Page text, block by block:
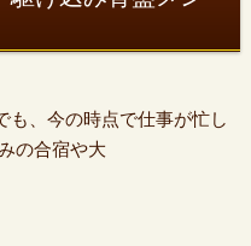
も、今の時点で仕事が忙し
の合宿や大